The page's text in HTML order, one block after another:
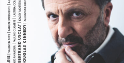
Behind the Scenes
Etiam laoreet facilisis massa at
malesuada auctor enim ut